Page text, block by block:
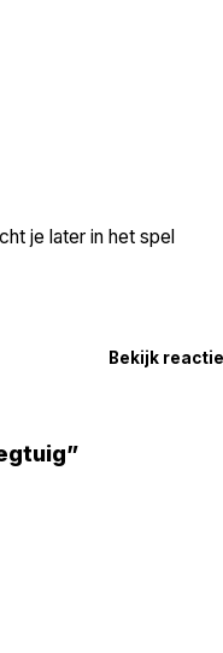
je later in het spel
Bekijk